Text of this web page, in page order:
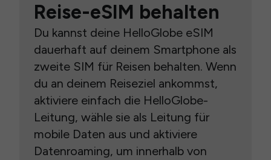
Reise-eSIM behalten
Du kannst deine HelloGlobe eSIM
dauerhaft auf deinem Smartphone als
zweite SIM für Reisen behalten. Wenn
du an deinem Reiseziel ankommst,
aktiviere einfach die HelloGlobe-
Leitung, wähle sie als Leitung für
mobile Daten aus und aktiviere
Datenroaming, um innerhalb von